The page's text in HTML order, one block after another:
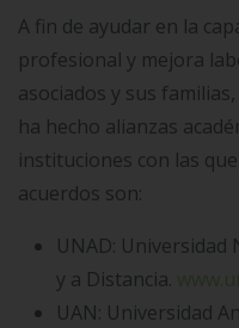
A fin de ayudar en la
profesional y mejora
asociados y sus
ha hecho alianzas
instituciones con las
acuerdos son:
UNAD: Universidad
y a Distancia.
UAN: Universidad